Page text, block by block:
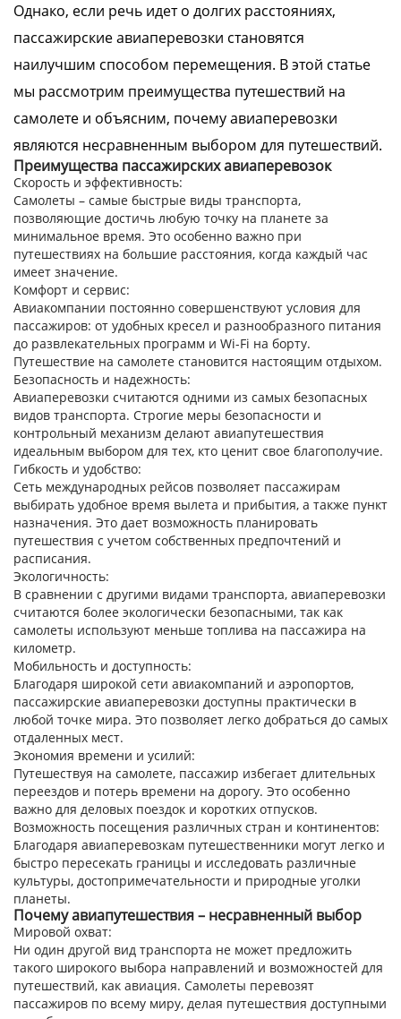
Однако, если речь идет о долгих расстояниях,
пассажирские авиаперевозки становятся
наилучшим способом перемещения. В этой статье
мы рассмотрим преимущества путешествий на
самолете и объясним, почему авиаперевозки
являются несравненным выбором для путешествий.
Преимущества пассажирских авиаперевозок
Скорость и эффективность:
Самолеты – самые быстрые виды транспорта,
позволяющие достичь любую точку на планете за
минимальное время. Это особенно важно при
путешествиях на большие расстояния, когда каждый час
имеет значение.
Комфорт и сервис:
Авиакомпании постоянно совершенствуют условия для
пассажиров: от удобных кресел и разнообразного питания
до развлекательных программ и Wi-Fi на борту.
Путешествие на самолете становится настоящим отдыхом.
Безопасность и надежность:
Авиаперевозки считаются одними из самых безопасных
видов транспорта. Строгие меры безопасности и
контрольный механизм делают авиапутешествия
идеальным выбором для тех, кто ценит свое благополучие.
Гибкость и удобство:
Сеть международных рейсов позволяет пассажирам
выбирать удобное время вылета и прибытия, а также пункт
назначения. Это дает возможность планировать
путешествия с учетом собственных предпочтений и
расписания.
Экологичность:
В сравнении с другими видами транспорта, авиаперевозки
считаются более экологически безопасными, так как
самолеты используют меньше топлива на пассажира на
километр.
Мобильность и доступность:
Благодаря широкой сети авиакомпаний и аэропортов,
пассажирские авиаперевозки доступны практически в
любой точке мира. Это позволяет легко добраться до самых
отдаленных мест.
Экономия времени и усилий:
Путешествуя на самолете, пассажир избегает длительных
переездов и потерь времени на дорогу. Это особенно
важно для деловых поездок и коротких отпусков.
Возможность посещения различных стран и континентов:
Благодаря авиаперевозкам путешественники могут легко и
быстро пересекать границы и исследовать различные
культуры, достопримечательности и природные уголки
планеты.
Почему авиапутешествия – несравненный выбор
Мировой охват:
Ни один другой вид транспорта не может предложить
такого широкого выбора направлений и возможностей для
путешествий, как авиация. Самолеты перевозят
пассажиров по всему миру, делая путешествия доступными